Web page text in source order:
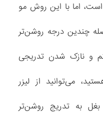
اما با این روش مو
چندین درجه روشن‌تر
و نازک شدن تدریجی
می‌توانید از لیزر
بغل به تدریج روشن‌تر